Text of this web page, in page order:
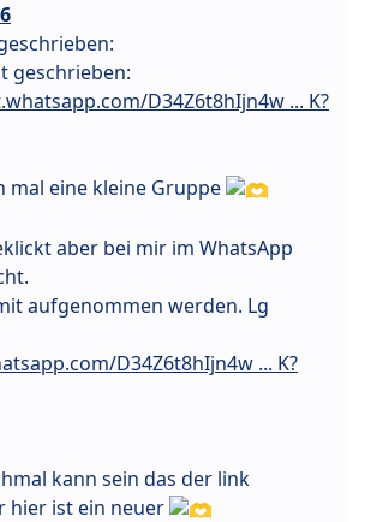
geschrieben:
D34Z6t8hIjn4w ... K?
mal eine kleine Gruppe
aber bei mir im WhatsApp
aufgenommen werden. Lg
D34Z6t8hIjn4w ... K?
kann sein das der link
hier ist ein neuer